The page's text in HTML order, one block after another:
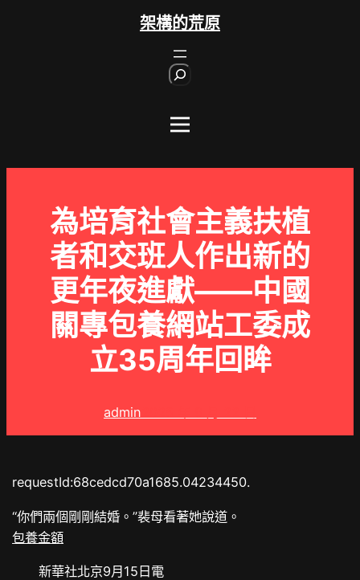
架構的荒原
為培育社會主義扶植
者和交班人作出新的
更年夜進獻——中國
關專包養網站工委成
立35周年回眸
admin
requestId:68cedcd70a1685.04234450.
“你們兩個剛剛結婚。”裴母看著她說道。
包養金額
新華社北京9月15日電